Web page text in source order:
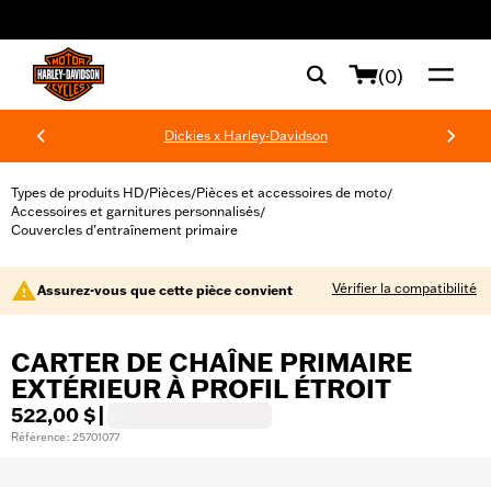
(0)
Dickies x Harley-Davidson
Types de produits HD/Pièces/Pièces et accessoires de moto/
Accessoires et garnitures personnalisés/
Couvercles d’entraînement primaire
Assurez-vous que cette pièce convient Vérifier la compatibilité
CARTER DE CHAÎNE PRIMAIRE
EXTÉRIEUR À PROFIL ÉTROIT
522,00 $
Référence : 25701077